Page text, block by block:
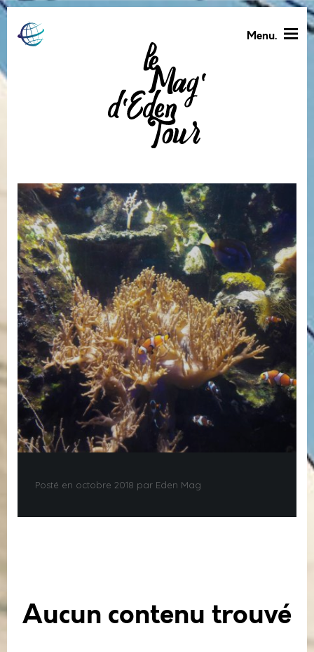
Menu.
Posté en octobre 2018 par Eden Mag
Aucun contenu trouvé